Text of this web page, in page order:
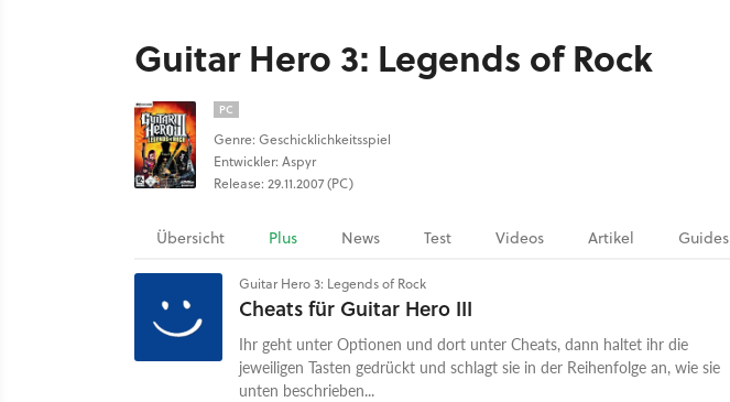
Guitar Hero 3: Legends of Rock
PC
Genre: Geschicklichkeitsspiel
Entwickler: Aspyr
Release: 29.11.2007 (PC)
Übersicht Plus News Test Videos Artikel Guides
Guitar Hero 3: Legends of Rock
Cheats für Guitar Hero III
Ihr geht unter Optionen und dort unter Cheats, dann haltet ihr die
jeweiligen Tasten gedrückt und schlagt sie in der Reihenfolge an, wie sie
unten beschrieben...